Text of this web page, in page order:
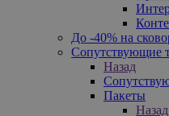
До -40% на
Сопутствующие
Назад
Пакеты
Назад